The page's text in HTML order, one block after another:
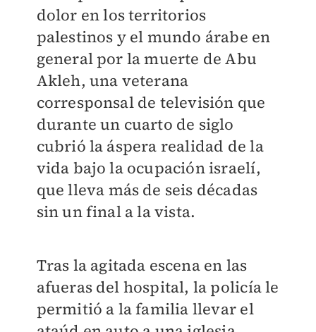
dolor en los territorios
palestinos y el mundo árabe en
general por la muerte de Abu
Akleh, una veterana
corresponsal de televisión que
durante un cuarto de siglo
cubrió la áspera realidad de la
vida bajo la ocupación israelí,
que lleva más de seis décadas
sin un final a la vista.
Tras la agitada escena en las
afueras del hospital, la policía le
permitió a la familia llevar el